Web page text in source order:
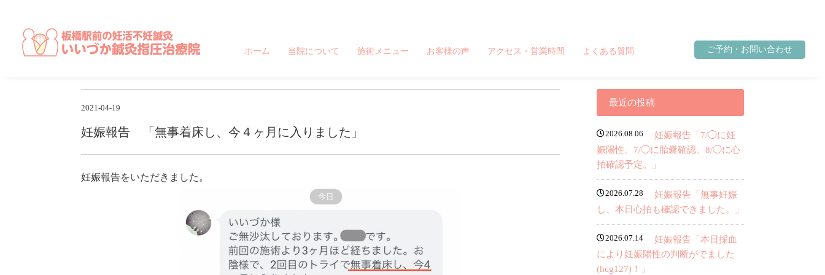
ホーム 当院について 施術メニュー お客様の声 アクセス・営業時間 よくある質問 ご予約・お問い合わせ
2021-04-19
妊娠報告 「無事着床し、今４ヶ月に入りました」
妊娠報告をいただきました。
最近の投稿
2026.08.06
妊娠報告「7/◯に妊
娠陽性。7/◯に胎嚢確認。8/◯に心
拍確認予定。」
2026.07.28
妊娠報告「無事妊娠
し、本日心拍も確認できました。」
2026.07.14
妊娠報告「本日採血
により妊娠陽性の判断がでました
(hcg127)！」